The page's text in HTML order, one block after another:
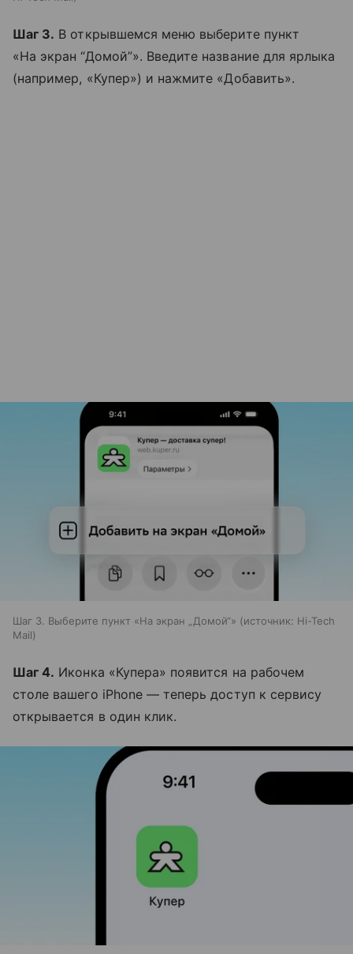
Шаг 3. В открывшемся меню выберите пункт
«На экран “Домой”». Введите название для ярлыка
(например, «Купер») и нажмите «Добавить».
Шаг 3. Выберите пункт «На экран „Домой“» источник: Hi-Tech
Mail
Шаг 4. Иконка «Купера» появится на рабочем
столе вашего iPhone — теперь доступ к сервису
открывается в один клик.